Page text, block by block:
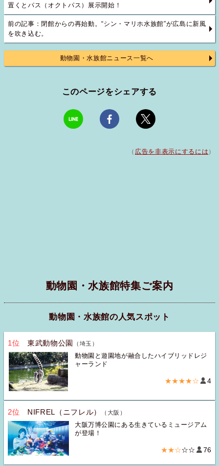
置くとパス（オクトパス）展示開始！
前の記事：閉館からの再始動。“シン・マリホ水族館”が広島に新風
を吹き込む。
動物園・水族館ニュース一覧へ
このページをシェアする
（ 広告を非表示にするには ）
動物園・水族館特集ご案内
動物園・水族館の人気スポット
1位 東武動物公園
（埼玉）
動物園と遊園地が融合したハイブリッドレジ
ャーランド
★★★★☆ 4
2位 NIFREL（ニフレル）
（大阪）
大阪万博公園にある生きているミュージアム
が登場！
★★☆☆☆ 76